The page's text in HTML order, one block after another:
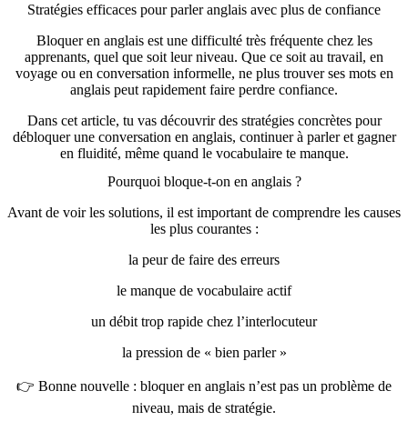
Stratégies efficaces pour parler anglais avec plus de confiance
Bloquer en anglais est une difficulté très fréquente chez les
apprenants, quel que soit leur niveau. Que ce soit au travail, en
voyage ou en conversation informelle, ne plus trouver ses mots en
anglais peut rapidement faire perdre confiance.
Dans cet article, tu vas découvrir des stratégies concrètes pour
débloquer une conversation en anglais, continuer à parler et gagner
en fluidité, même quand le vocabulaire te manque.
Pourquoi bloque-t-on en anglais ?
Avant de voir les solutions, il est important de comprendre les causes
les plus courantes :
la peur de faire des erreurs
le manque de vocabulaire actif
un débit trop rapide chez l’interlocuteur
la pression de « bien parler »
👉 Bonne nouvelle : bloquer en anglais n’est pas un problème de
niveau, mais de stratégie.